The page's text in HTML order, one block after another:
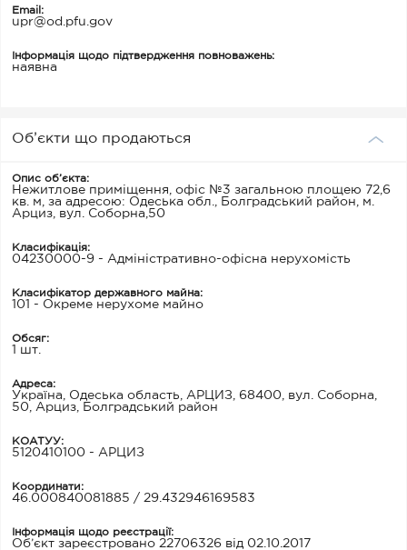
Email:
upr@od.pfu.gov
Інформація щодо підтвердження повноважень:
наявна
Об’єкти що продаються
Опис об’єкта:
Нежитлове приміщення, офіс №3 загальною площею 72,6
кв. м, за адресою: Одеська обл., Болградський район, м.
Арциз, вул. Соборна,50
Класифікація:
04230000-9 - Адміністративно-офісна нерухомість
Класифікатор державного майна:
101 - Окреме нерухоме майно
Обсяг:
1 шт.
Адреса:
Україна, Одеська область, АРЦИЗ, 68400, вул. Соборна,
50, Арциз, Болградський район
КОАТУУ:
5120410100 - АРЦИЗ
Координати:
46.000840081885 / 29.432946169583
Інформація щодо реєстрації:
Об’єкт зареєстровано 22706326 від 02.10.2017